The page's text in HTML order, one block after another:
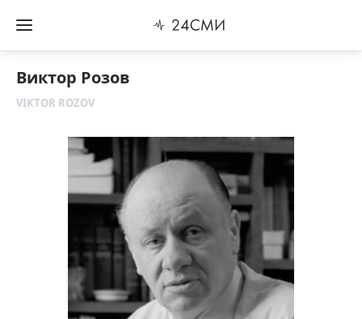
Виктор Розов
VIKTOR ROZOV